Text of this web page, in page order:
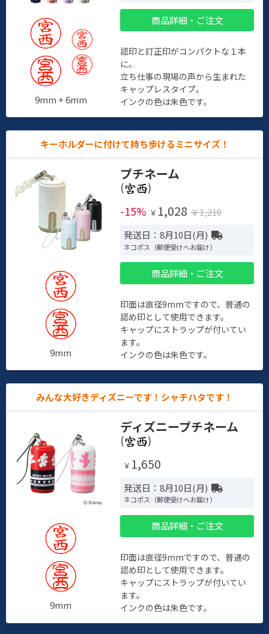
9mm + 6mm
商品詳細・ご注文
認印と訂正印がコンパクトな１本
に。
立ち仕事の現場の声から生まれた
キャップレスタイプ。
インクの色は朱色です。
キーホルダーに付けて持ち歩けるミニサイズ！
9mm
プチネーム
(
)
-15% ￥ 1,028 ￥1,210
発送日：8月10日(月)
ネコポス（郵便受けへお届け）
商品詳細・ご注文
印面は直径9mmですので、普通の
認め印として使用できます。
キャップにストラップが付いてい
ます。
インクの色は朱色です。
みんな大好きディズニーです！シャチハタです！
9mm
ディズニープチネーム
( )
￥ 1,650
発送日：8月10日(月)
ネコポス（郵便受けへお届け）
商品詳細・ご注文
印面は直径9mmですので、普通の
認め印として使用できます。
キャップにストラップが付いてい
ます。
インクの色は朱色です。